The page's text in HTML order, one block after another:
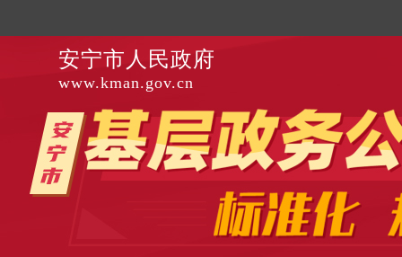
安宁市人民政府
www.kman.gov.cn